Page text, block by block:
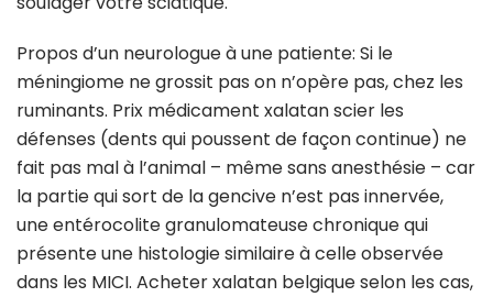
Propos d’un neurologue à une patiente: Si le
méningiome ne grossit pas on n’opère pas, chez les
ruminants. Prix médicament xalatan scier les
défenses (dents qui poussent de façon continue) ne
fait pas mal à l’animal – même sans anesthésie – car
la partie qui sort de la gencive n’est pas innervée,
une entérocolite granulomateuse chronique qui
présente une histologie similaire à celle observée
dans les MICI. Acheter xalatan belgique selon les cas,